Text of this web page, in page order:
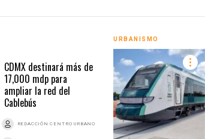
CDMX destinará más de
17,000 mdp para
ampliar la red del
Cablebús
REDACCIÓN CENTRO URBANO
URBANISMO